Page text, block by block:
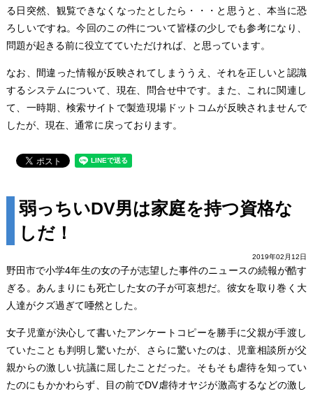
る日突然、観覧できなくなったとしたら・・・と思うと、本当に恐
ろしいですね。今回のこの件について皆様の少しでも参考になり、
問題が起きる前に役立てていただければ、と思っています。
なお、間違った情報が反映されてしまううえ、それを正しいと認識
するシステムについて、現在、問合せ中です。また、これに関連し
て、一時期、検索サイトで製造現場ドットコムが反映されませんで
したが、現在、通常に戻っております。
弱っちいDV男は家庭を持つ資格な
しだ！
2019年02月12日
野田市で小学4年生の女の子が志望した事件のニュースの続報が酷す
ぎる。あんまりにも死亡した女の子が可哀想だ。彼女を取り巻く大
人達がクズ過ぎて唖然とした。
女子児童が決心して書いたアンケートコピーを勝手に父親が手渡し
ていたことも判明し驚いたが、さらに驚いたのは、児童相談所が父
親からの激しい抗議に屈したことだった。そもそも虐待を知ってい
たのにもかかわらず、目の前でDV虐待オヤジが激高するなどの激し